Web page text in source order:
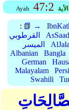
Ayah 47:2 الأية
: 📗 →
القرطوبي
الميسر
Albanian
Bangla
German
Malayalam
Swahili